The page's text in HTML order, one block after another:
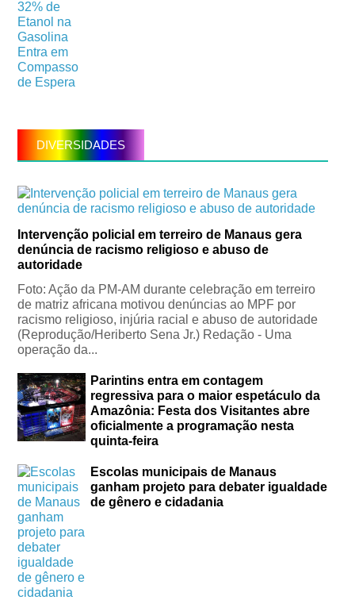
DIVERSIDADES
Intervenção policial em terreiro de Manaus gera
denúncia de racismo religioso e abuso de
autoridade
Foto: Ação da PM-AM durante celebração em terreiro
de matriz africana motivou denúncias ao MPF por
racismo religioso, injúria racial e abuso de autoridade
(Reprodução/Heriberto Sena Jr.) Redação - Uma
operação da...
Parintins entra em contagem
regressiva para o maior espetáculo da
Amazônia: Festa dos Visitantes abre
oficialmente a programação nesta
quinta-feira
Escolas municipais de Manaus
ganham projeto para debater igualdade
de gênero e cidadania